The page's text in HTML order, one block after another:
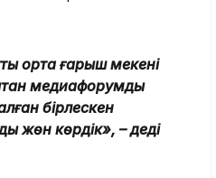
ортақ ғарыш мекені
медиафорумды
бірлескен
жөн көрдік», – деді